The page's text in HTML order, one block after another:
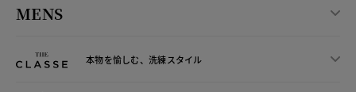
MENS
本物を愉しむ、洗練スタイル